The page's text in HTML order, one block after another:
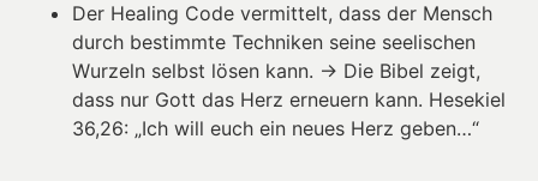
Der Healing Code vermittelt, dass der Mensch
durch bestimmte Techniken seine seelischen
Wurzeln selbst lösen kann. → Die Bibel zeigt,
dass nur Gott das Herz erneuern kann. Hesekiel
36,26: „Ich will euch ein neues Herz geben…“